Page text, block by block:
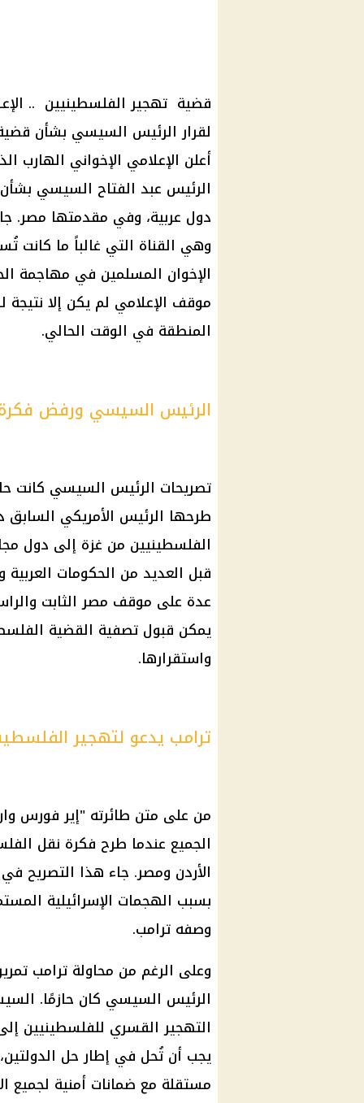
قضية تهجير الفلسطينيين ..
لقرار الرئيس السيسي بشأن
أعلن الإعلامي الإخواني الهارب
الرئيس عبد الفتاح السيسي
دول عربية، وفي مقدمتها مصر.
وهي القناة التي غالباً ما كانت
الإخوان المسلمين في مهاجمة
موقف الإعلامي لم يكن إلا
المنطقة في الوقت الحالي.
الرئيس السيسي ورفض
تصريحات الرئيس السيسي كانت
طرحها الرئيس الأمريكي السابق
الفلسطينيين من غزة إلى دول
قبل العديد من الحكومات
عدة على موقف مصر الثابت
يمكن قبول تصفية القضية
واستقرارها.
ترامب يدعو لتهجير
من على متن طائرته "إير فورس
الجميع عندما طرح فكرة نقل
الأردن ومصر. جاء هذا التصريح
بسبب الهجمات الإسرائيلية
وصفه ترامب.
وعلى الرغم من محاولة ترامب
الرئيس السيسي كان حازمًا.
التهجيرالقسري للفلسطينيين
يجب أن تُحل في إطارحل الدولتين
مستقلة مع ضمانات أمنية لجميع